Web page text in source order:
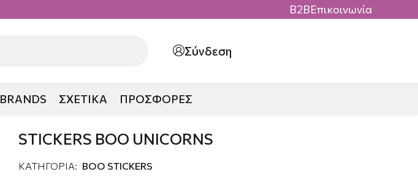
B2BΕπικοινωνία
Σύνδεση
BRANDS ΣΧΕΤΙΚΑ ΠΡΟΣΦΟΡΕΣ
STICKERS BOO UNICORNS
ΚΑΤΗΓΟΡΙΑ: ΒΟΟ STICKERS